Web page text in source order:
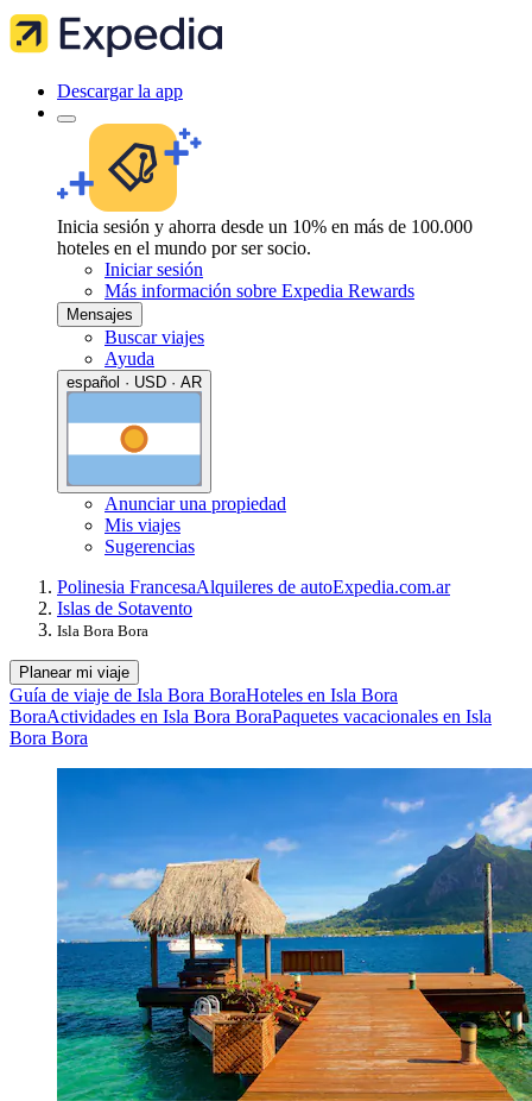
Descargar la app
Inicia sesión y ahorra desde un 10% en más de 100.000
hoteles en el mundo por ser socio.
Iniciar sesión
Más información sobre Expedia Rewards
Mensajes
Buscar viajes
Ayuda
español · USD · AR
Anunciar una propiedad
Mis viajes
Sugerencias
Polinesia FrancesaAlquileres de autoExpedia.com.ar
Islas de Sotavento
Isla Bora Bora
Planear mi viaje
Guía de viaje de Isla Bora BoraHoteles en Isla Bora
BoraActividades en Isla Bora BoraPaquetes vacacionales en Isla
Bora Bora